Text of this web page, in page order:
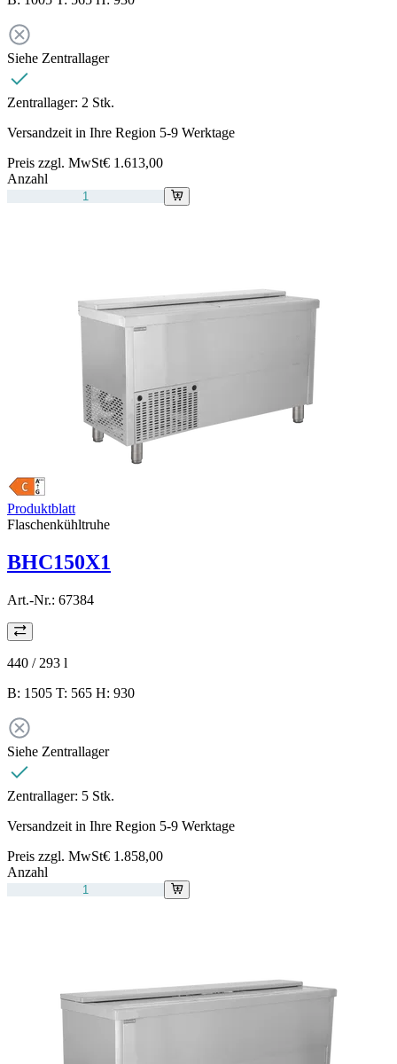
Siehe Zentrallager
Zentrallager: 2 Stk.
Versandzeit in Ihre Region 5-9 Werktage
Preis zzgl. MwSt€ 1.613,00
Anzahl
Produktblatt
Flaschenkühltruhe
BHC150X1
Art.-Nr.: 67384
440 / 293 l
B: 1505 T: 565 H: 930
Siehe Zentrallager
Zentrallager: 5 Stk.
Versandzeit in Ihre Region 5-9 Werktage
Preis zzgl. MwSt€ 1.858,00
Anzahl